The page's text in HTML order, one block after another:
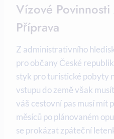
Vízové
Příprava
Z administrativního
pro občany České
styk pro turistické pobyty
vstupu do země však
váš cestovní pas musí mít
měsíců po plánovaném
se prokázat zpáteční